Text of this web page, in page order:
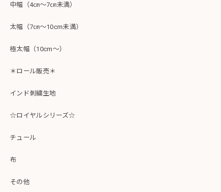
中幅（4㎝～7㎝未満）
太幅（7㎝～10cm未満）
極太幅（10cm～）
＊ロール販売＊
インド刺繍生地
☆ロイヤルシリーズ☆
チュール
布
その他